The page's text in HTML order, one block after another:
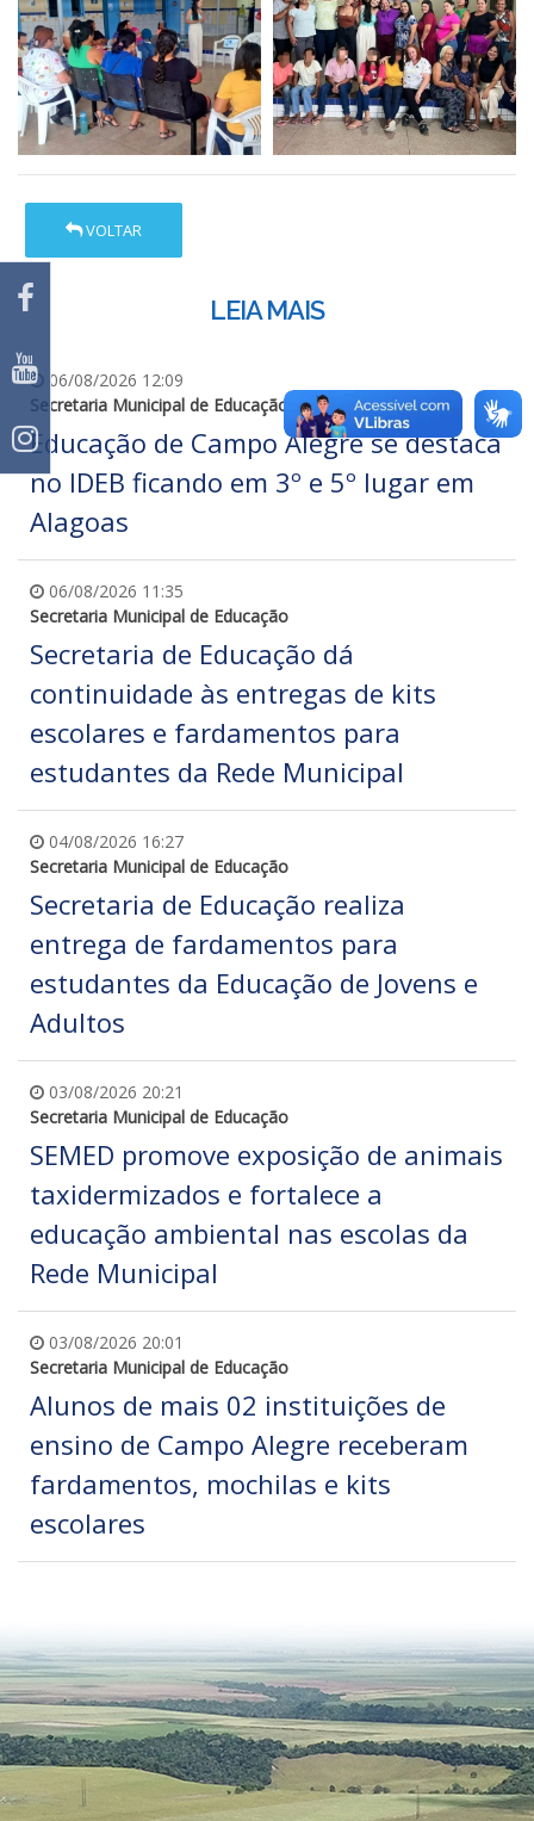
VOLTAR
LEIA MAIS
06/08/2026 12:09
Secretaria Municipal de Educação
Educação de Campo Alegre se destaca
no IDEB ficando em 3º e 5º lugar em
Alagoas
06/08/2026 11:35
Secretaria Municipal de Educação
Secretaria de Educação dá
continuidade às entregas de kits
escolares e fardamentos para
estudantes da Rede Municipal
04/08/2026 16:27
Secretaria Municipal de Educação
Secretaria de Educação realiza
entrega de fardamentos para
estudantes da Educação de Jovens e
Adultos
03/08/2026 20:21
Secretaria Municipal de Educação
SEMED promove exposição de animais
taxidermizados e fortalece a
educação ambiental nas escolas da
Rede Municipal
03/08/2026 20:01
Secretaria Municipal de Educação
Alunos de mais 02 instituições de
ensino de Campo Alegre receberam
fardamentos, mochilas e kits
escolares